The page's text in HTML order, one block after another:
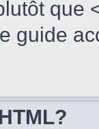
que
guide